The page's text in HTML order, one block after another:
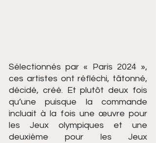
Sélectionnés par « Paris 2024 »,
ces artistes ont réfléchi, tâtonné,
décidé, créé. Et plutôt deux fois
qu’une puisque la commande
incluait à la fois une œuvre pour
les Jeux olympiques et une
deuxième pour les Jeux